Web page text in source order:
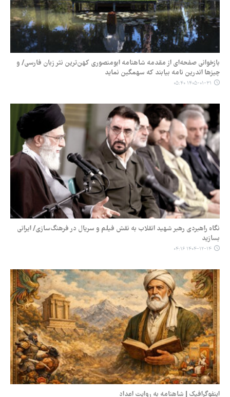
بازخوانی صفحه‌ای از مقدمه شاهنامه ابومنصوری کهن‌ترین نثر زبان فارسی/ و
چیزها اندرین نامه بیابند که سهمگین نماید
۱۴۰۵-۰۱-۳۱ ۰۵:۴۰
نگاه راهبردی رهبر شهید انقلاب به نقش فیلم و سریال در فرهنگ‌سازی/ ایرانی
بسازید
۱۴۰۴-۱۲-۱۴ ۰۴:۱۶
اینفوگرافیک | شاهنامه به روایت اعداد